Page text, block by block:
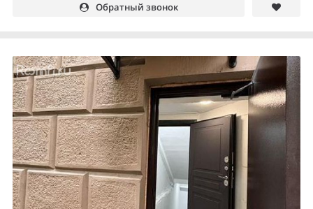
Обратный звонок